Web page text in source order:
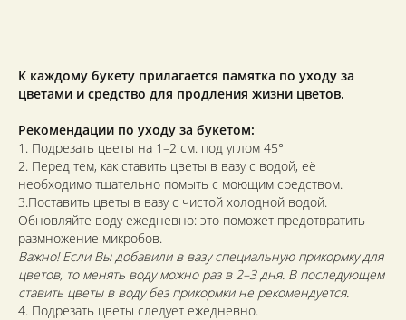
К каждому букету прилагается памятка по уходу за
цветами и средство для продления жизни цветов.
Рекомендации по уходу за букетом:
1. Подрезать цветы на 1–2 см. под углом 45°
2. Перед тем, как ставить цветы в вазу с водой, её
необходимо тщательно помыть с моющим средством.
3.Поставить цветы в вазу с чистой холодной водой.
Обновляйте воду ежедневно: это поможет предотвратить
размножение микробов.
Важно! Если Вы добавили в вазу специальную прикормку для
цветов, то менять воду можно раз в 2–3 дня. В последующем
ставить цветы в воду без прикормки не рекомендуется.
4. Подрезать цветы следует ежедневно.